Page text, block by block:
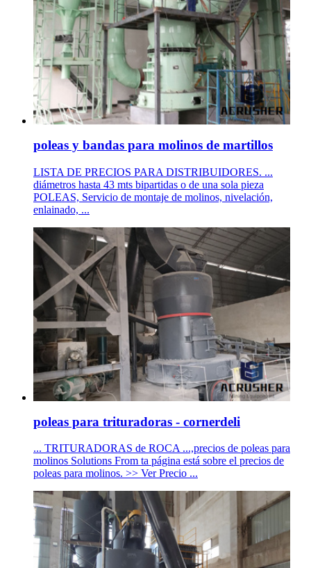
poleas y bandas para molinos de martillos
LISTA DE PRECIOS PARA DISTRIBUIDORES. ...
diámetros hasta 43 mts bipartidas o de una sola pieza
POLEAS, Servicio de montaje de molinos, nivelación,
enlainado, ...
poleas para trituradoras - cornerdeli
... TRITURADORAS de ROCA ...,precios de poleas para
molinos Solutions From ta página está sobre el precios de
poleas para molinos. >> Ver Precio ...